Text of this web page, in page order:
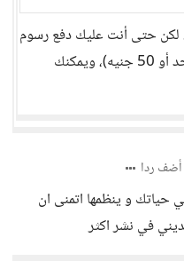
حتى أنت عليك دفع رسوم
الاشتراك الشهري (دولار واحد أو 50 جنيه)، ويمكنك
أضف ردا
و ينظمها اتمنى ان
في نشر اكثر